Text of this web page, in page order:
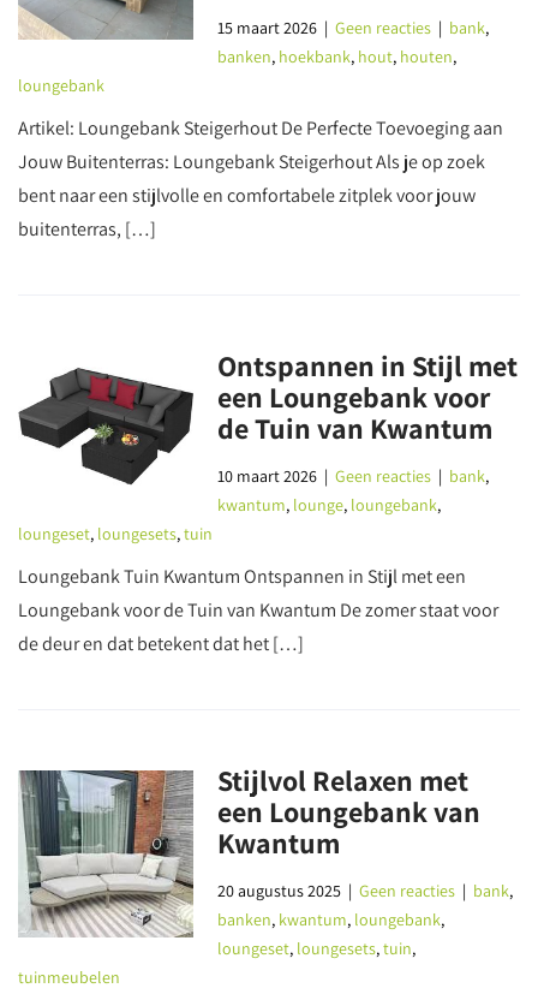
15 maart 2026 |Geen reacties | bank,
banken, hoekbank, hout, houten,
loungebank
Artikel: Loungebank Steigerhout De Perfecte Toevoeging aan
Jouw Buitenterras: Loungebank Steigerhout Als je op zoek
bent naar een stijlvolle en comfortabele zitplek voor jouw
buitenterras, […]
Ontspannen in Stijl met
een Loungebank voor
de Tuin van Kwantum
10 maart 2026 |Geen reacties | bank,
kwantum, lounge, loungebank,
loungeset, loungesets,tuin
Loungebank Tuin Kwantum Ontspannen in Stijl met een
Loungebank voor de Tuin van Kwantum De zomer staat voor
de deur en dat betekent dat het […]
Stijlvol Relaxen met
een Loungebank van
Kwantum
20 augustus 2025 |Geen reacties | bank,
banken, kwantum, loungebank,
loungeset, loungesets,tuin,
tuinmeubelen